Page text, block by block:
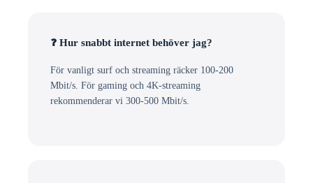
❓ Hur snabbt internet behöver jag?
För vanligt surf och streaming räcker 100-200
Mbit/s. För gaming och 4K-streaming
rekommenderar vi 300-500 Mbit/s.